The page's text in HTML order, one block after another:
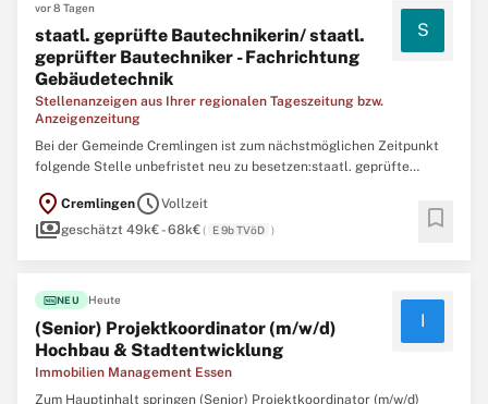
vor 8 Tagen
staatl. geprüfte Bautechnikerin/ staatl.
geprüfter Bautechniker - Fachrichtung
Gebäudetechnik
Stellenanzeigen aus Ihrer regionalen Tageszeitung bzw.
Anzeigenzeitung
S
Bei der Gemeinde Cremlingen ist zum nächstmöglichen Zeitpunkt
folgende Stelle unbefristet neu zu besetzen:staatl. geprüfte
(m,w,d)Fachrichtung Gebäudetechnik oder Meister für
gebäudetechnische Anlagen - HLSE (m,w,d) oder jemanden mit
location_on CremlingenscheduleVollzeit
paymentsgeschätzt 49k€ - 68k€( E 9b TVöD ) bookmark
fiber_newNEU Heute
(Senior) Projektkoordinator (m/w/d)
Hochbau & Stadtentwicklung
Immobilien Management Essen
I
Zum Hauptinhalt springen (Senior) Projektkoordinator (m/w/d)